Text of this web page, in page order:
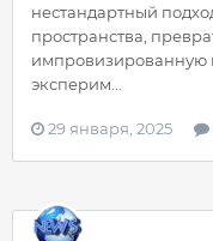
нестандартный
пространства,
импровизированную
эксперим...
29 января, 2025